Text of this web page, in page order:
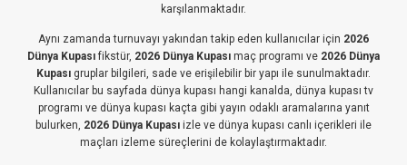
karşılanmaktadır.
Aynı zamanda turnuvayı yakından takip eden kullanıcılar için 2026
Dünya Kupasıfikstür, 2026 Dünya Kupası maç programı ve 2026 Dünya
Kupası gruplar bilgileri, sade ve erişilebilir bir yapı ile sunulmaktadır.
Kullanıcılar bu sayfada dünya kupası hangi kanalda, dünya kupası tv
programı ve dünya kupası kaçta gibi yayın odaklı aramalarına yanıt
bulurken, 2026 Dünya Kupası izle ve dünya kupası canlı içerikleri ile
maçları izleme süreçlerini de kolaylaştırmaktadır.